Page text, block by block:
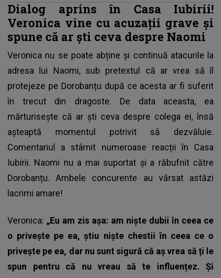
Dialog aprins în Casa Iubirii!
Veronica vine cu acuzații grave și
spune că ar ști ceva despre Naomi
Veronica nu se poate abține și continuă atacurile la
adresa lui Naomi, sub pretextul că ar vrea să îl
protejeze pe Dorobanțu după ce acesta ar fi suferit
în trecut din dragoste. De data aceasta, ea
mărturisește că ar ști ceva despre colega ei, însă
așteaptă momentul potrivit să dezvăluie.
Comentariul a stârnit numeroase reacții în Casa
Iubirii. Naomi nu a mai suportat și a răbufnit către
Dorobanțu. Ambele concurente au vărsat astăzi
lacrimi amare!
Veronica: „Eu am zis așa: am niște dubii în ceea ce
o privește pe ea, știu niște chestii în ceea ce o
privește pe ea, dar nu sunt sigură că aș vrea să ți le
spun pentru că nu vreau să te influențez. Și